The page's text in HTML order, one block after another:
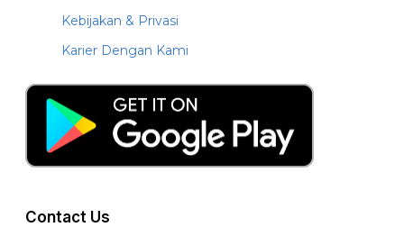
Kebijakan & Privasi
Karier Dengan Kami
Contact Us